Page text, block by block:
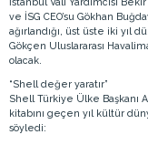
ve İSG CEO’su Gökhan
ağırlandığı, üst üste iki yıl
Gökçen Uluslararası
olacak.
“Shell değer yaratır”
Shell Türkiye Ülke Başkanı
kitabını geçen yıl kültür
söyledi: